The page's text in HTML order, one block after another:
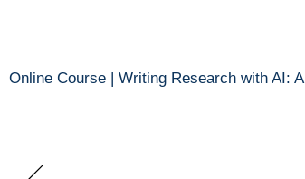
Online Course | Writing Research with AI: